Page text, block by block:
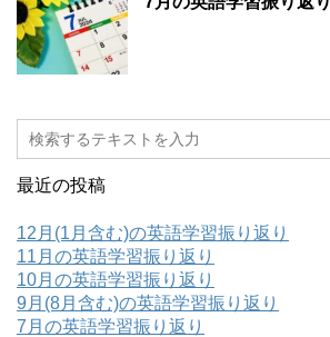
最近の投稿
12月(1月含む)の英語学習振り返り
11月の英語学習振り返り
10月の英語学習振り返り
9月(8月含む)の英語学習振り返り
7月の英語学習振り返り